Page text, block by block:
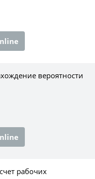
вероятности
рабочих